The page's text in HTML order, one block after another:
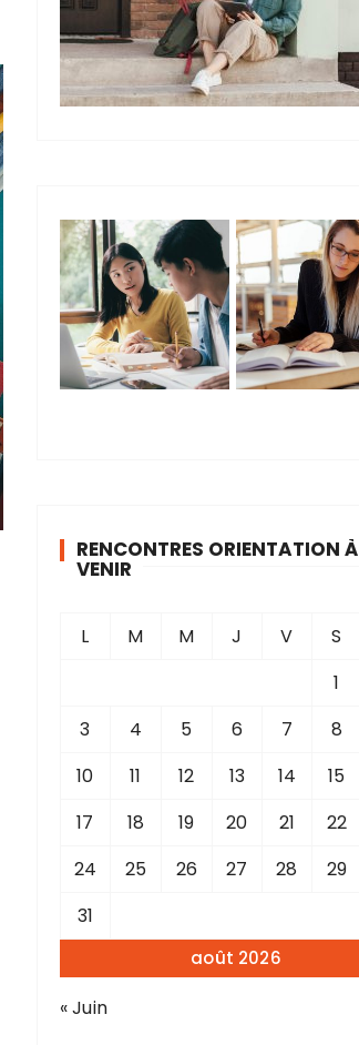
RENCONTRES ORIENTATION À
VENIR
août 2026
L M M J V S
1
3
4 5 6 7 8
10
11 12 13 14 15
17
18 19 20 21 22
24
25 26 27 28 29
31
« Juin